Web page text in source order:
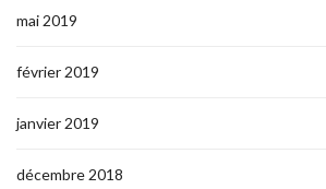
mai 2019
février 2019
janvier 2019
décembre 2018